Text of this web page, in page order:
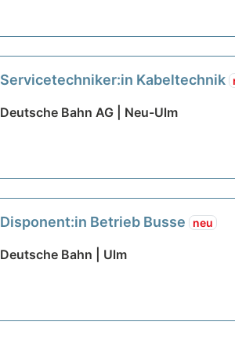
Servicetechniker:in Kabeltechnik
Deutsche Bahn AG | Neu-Ulm
Disponent:in Betrieb Busse neu
Deutsche Bahn | Ulm